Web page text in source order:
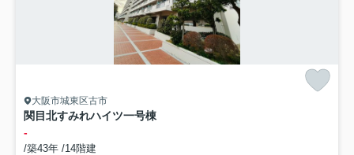
大阪市城東区古市
関目北すみれハイツ一号棟
-
/築43年 /14階建